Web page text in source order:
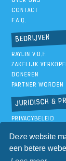
Deze website
een betere
CONTACT
F.A.Q.
BEDRIJVEN
RAYLIN V.O.F.
ZAKELIJK
DONEREN
PARTNER WORDEN
JURIDISCH &
PRIVACYBELEID